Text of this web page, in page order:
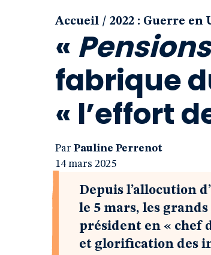
Accueil / 2022 : Guerre en
«
fabrique
« l’effort
Par Pauline Perrenot
14 mars 2025
Depuis l’allocution
le 5 mars, les
président en « chef
et glorification des